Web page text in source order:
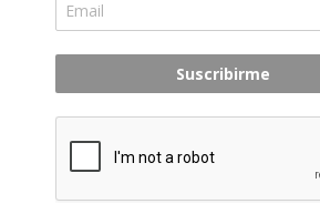
Suscribirme